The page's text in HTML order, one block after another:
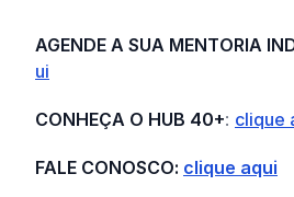
AGENDE A SUA MENTORIA
ui
CONHEÇA O HUB 40+: clique
FALE CONOSCO: clique aqui